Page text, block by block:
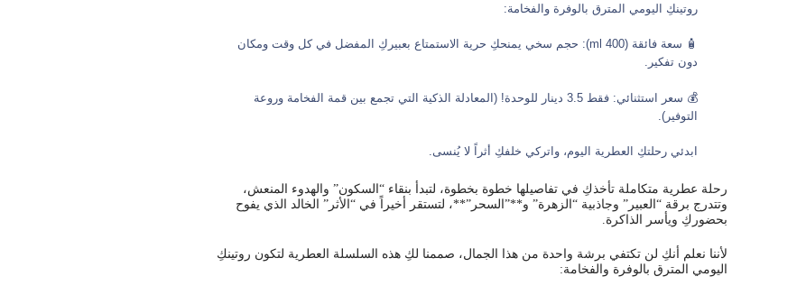
روتينكِ اليومي المترق بالوفرة والفخامة:
🧴 سعة فائقة (400 ml): حجم سخي يمنحكِ حرية الاستمتاع بعبيركِ المفضل في كل وقت ومكان
دون تفكير.
💰 سعر استثنائي: فقط 3.5 دينار للوحدة! (المعادلة الذكية التي تجمع بين قمة الفخامة وروعة
التوفير).
ابدئي رحلتكِ العطرية اليوم، واتركي خلفكِ أثراً لا يُنسى.
رحلة عطرية متكاملة تأخذكِ في تفاصيلها خطوة بخطوة، لتبدأ بنقاء “السكون” والهدوء المنعش،
وتتدرج برقة “العبير” وجاذبية “الزهرة” و**”السحر”**، لتستقر أخيراً في “الأثر” الخالد الذي يفوح
بحضوركِ ويأسر الذاكرة.
لأننا نعلم أنكِ لن تكتفي برشة واحدة من هذا الجمال، صممنا لكِ هذه السلسلة العطرية لتكون روتينكِ
اليومي المترق بالوفرة والفخامة: